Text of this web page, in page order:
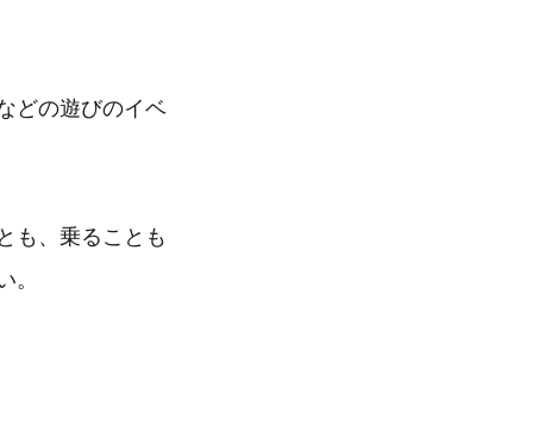
どの遊びのイベ
も、乗ることも
。